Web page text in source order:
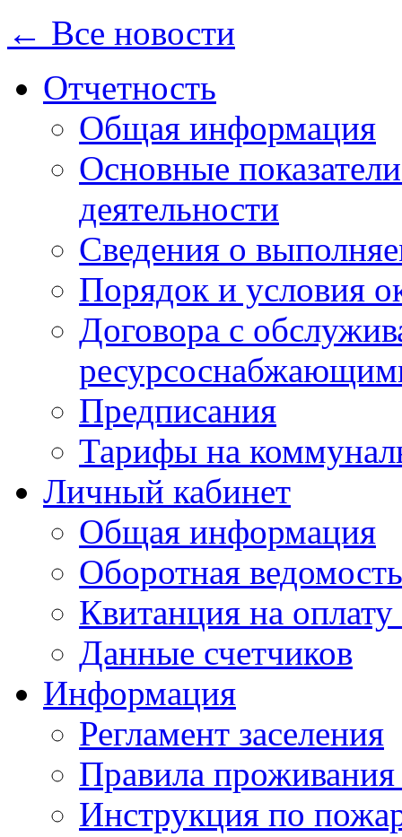
← Все новости
Отчетность
Общая информация
Основные
деятельности
Сведения о
Порядок и условия
Договора с
Предписания
Тарифы на
Личный кабинет
Общая информация
Оборотная ведомость
Квитанция на
Данные счетчиков
Информация
Регламент заселения
Правила
Инструкция по